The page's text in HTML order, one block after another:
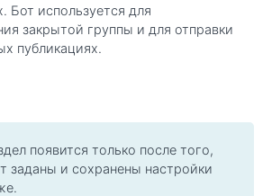
Бот используется для
закрытой группы и для отправки
публикациях.
появится только после того,
заданы и сохранены настройки